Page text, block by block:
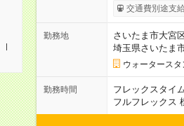
交通費別途支
勤務地
さいたま市大宮
埼玉県さいたま
ウォータース
勤務時間
フレックスタイ
フルフレックス